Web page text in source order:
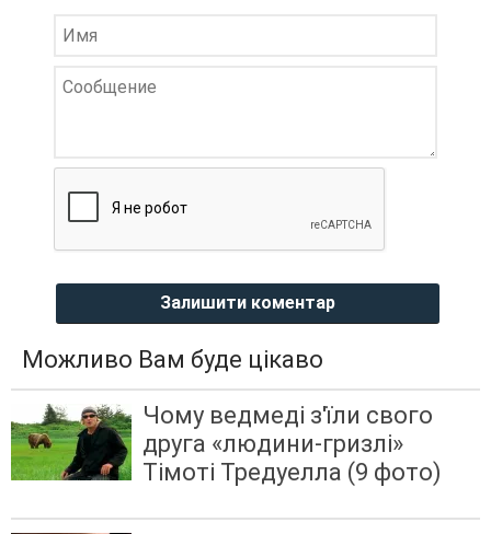
Залишити коментар
Можливо Вам буде цікаво
Чому ведмеді з'їли свого
друга «людини-гризлі»
Тімоті Тредуелла (9 фото)